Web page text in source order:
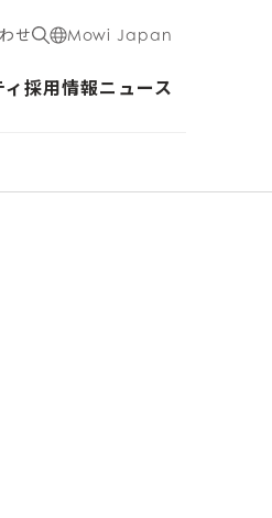
せ Mowi Japan
採用情報ニュース